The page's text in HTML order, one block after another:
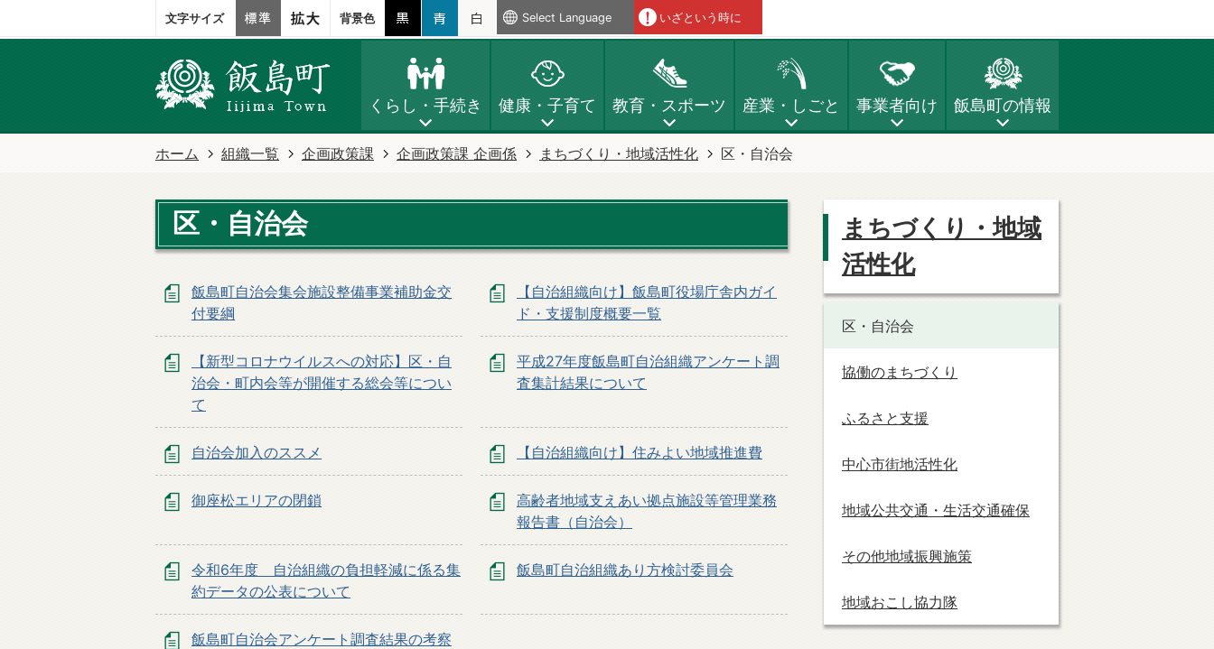
文字サイズ 背景色 Select Language いざという時に
くらし・手続き 健康・子育て 教育・スポーツ 産業・しごと 事業者向け 飯島町の情報
ホーム 組織一覧 企画政策課 企画政策課 企画係 まちづくり・地域活性化 区・自治会
区・自治会
飯島町自治会集会施設整備事業補助金交
付要綱
【自治組織向け】飯島町役場庁舎内ガイ
ド・支援制度概要一覧
【新型コロナウイルスへの対応】区・自
治会・町内会等が開催する総会等につい
て
平成27年度飯島町自治組織アンケート調
査集計結果について
自治会加入のススメ 【自治組織向け】住みよい地域推進費
御座松エリアの閉鎖
高齢者地域支えあい拠点施設等管理業務
報告書（自治会）
令和6年度 自治組織の負担軽減に係る集
約データの公表について
飯島町自治組織あり方検討委員会
飯島町自治会アンケート調査結果の考察
まちづくり・地域
活性化
区・自治会
協働のまちづくり
ふるさと支援
中心市街地活性化
地域公共交通・生活交通確保
その他地域振興施策
地域おこし協力隊